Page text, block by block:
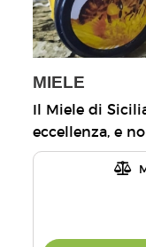
MIELE
Il Miele di
eccellenza, e